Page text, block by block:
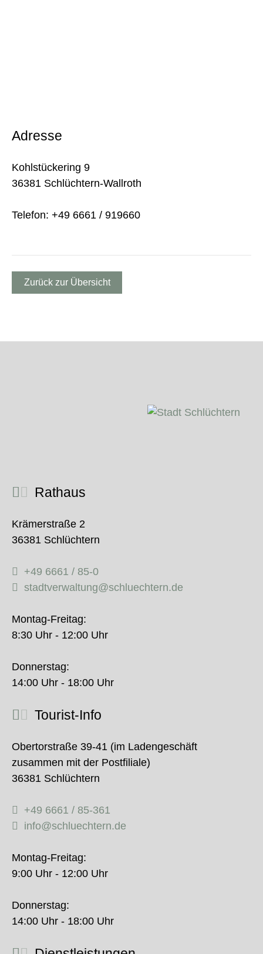
Adresse
Kohlstückering 9
36381 Schlüchtern-Wallroth
Telefon: +49 6661 / 919660
Zurück zur Übersicht
Rathaus
Krämerstraße 2
36381 Schlüchtern
+49 6661 / 85-0
stadtverwaltung@schluechtern.de
Montag-Freitag:
8:30 Uhr - 12:00 Uhr
Donnerstag:
14:00 Uhr - 18:00 Uhr
Tourist-Info
Obertorstraße 39-41 (im Ladengeschäft
zusammen mit der Postfiliale)
36381 Schlüchtern
+49 6661 / 85-361
info@schluechtern.de
Montag-Freitag:
9:00 Uhr - 12:00 Uhr
Donnerstag:
14:00 Uhr - 18:00 Uhr